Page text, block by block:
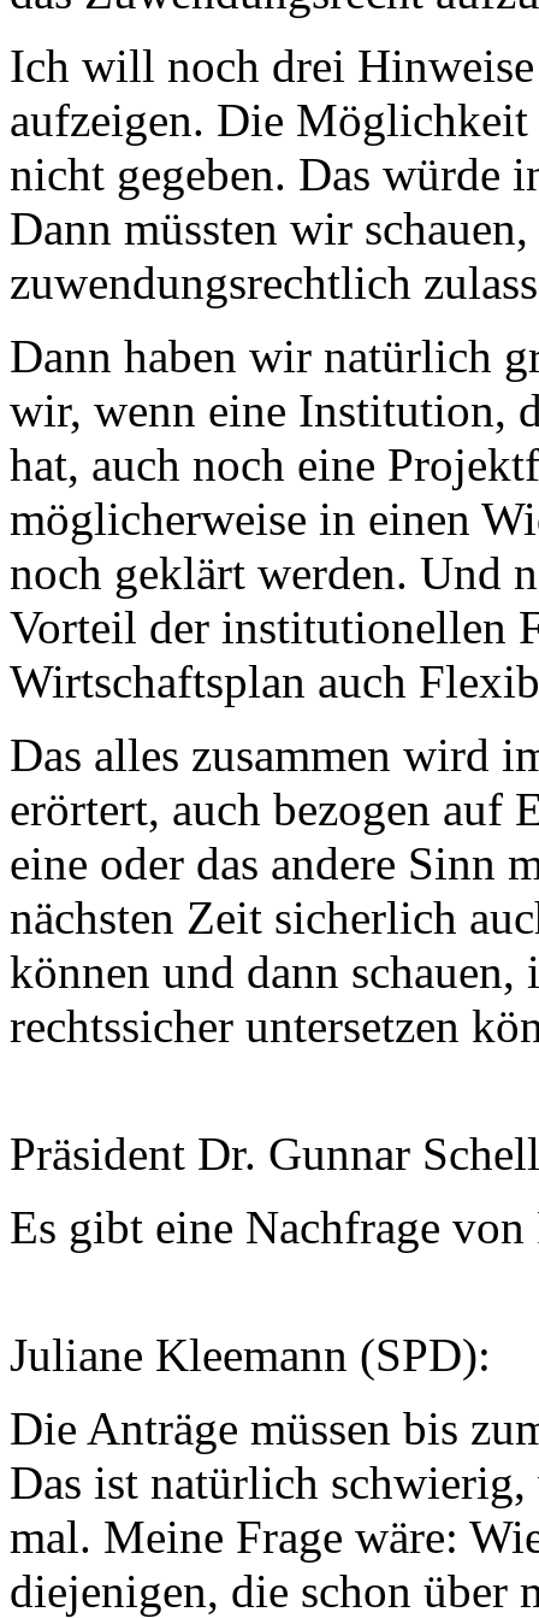
Ich will noch drei
aufzeigen. Die
nicht gegeben. Das würde
Dann müssten wir
zuwendungsrechtlich
Dann haben wir natürlich
wir, wenn eine Institution,
hat, auch noch eine
möglicherweise in einen
noch geklärt werden. Und
Vorteil der institutionellen
Wirtschaftsplan auch
Das alles zusammen wird
erörtert, auch bezogen auf
eine oder das andere Sinn
nächsten Zeit sicherlich
können und dann
rechtssicher untersetzen
Präsident Dr. Gunnar
Es gibt eine Nachfrage
Juliane Kleemann (SPD):
Die Anträge müssen bis
Das ist natürlich schwierig,
mal. Meine Frage wäre:
diejenigen, die schon über